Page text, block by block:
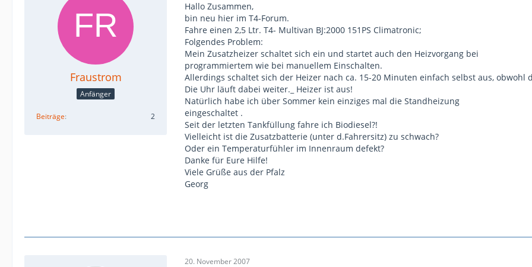
Fraustrom
Anfänger
Beiträge 2
Hallo Zusammen,
bin neu hier im T4-Forum.
Fahre einen 2,5 Ltr. T4- Multivan BJ:2000 151PS Climatronic;
Folgendes Problem:
Mein Zusatzheizer schaltet sich ein und startet auch den Heizvorgang bei
programmiertem wie bei manuellem Einschalten.
Allerdings schaltet sich der Heizer nach ca. 15-20 Minuten einfach selbst aus,
Die Uhr läuft dabei weiter._ Heizer ist aus!
Natürlich habe ich über Sommer kein einziges mal die Standheizung
eingeschaltet .
Seit der letzten Tankfüllung fahre ich Biodiesel?!
Vielleicht ist die Zusatzbatterie (unter d.Fahrersitz) zu schwach?
Oder ein Temperaturfühler im Innenraum defekt?
Danke für Eure Hilfe!
Viele Grüße aus der Pfalz
Georg
20. November 2007